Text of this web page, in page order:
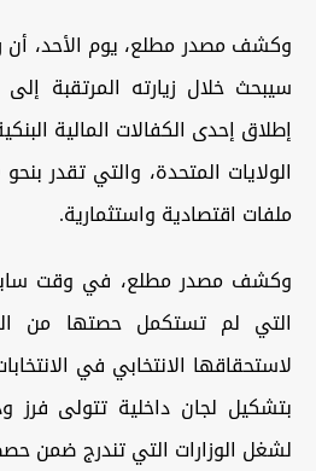
وكشف مصدر مطلع، يوم الأحد، أن
سيبحث خلال زيارته المرتقبة
إطلاق إحدى الكفالات المالية
ملفات اقتصادية واستثمارية.
وكشف مصدر مطلع، في وقت
التي لم تستكمل حصتها من
لاستحقاقها الانتخابي في
بتشكيل لجان داخلية تتولى فرز
لشغل الوزارات التي تندرج ضمن